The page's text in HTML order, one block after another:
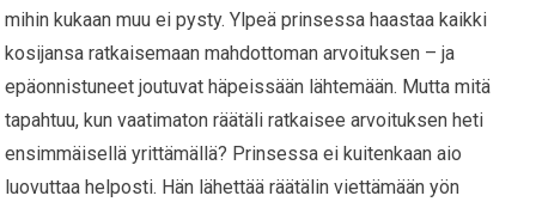
mihin kukaan muu ei pysty. Ylpeä prinsessa haastaa kaikki
kosijansa ratkaisemaan mahdottoman arvoituksen – ja
epäonnistuneet joutuvat häpeissään lähtemään. Mutta mitä
tapahtuu, kun vaatimaton räätäli ratkaisee arvoituksen heti
ensimmäisellä yrittämällä? Prinsessa ei kuitenkaan aio
luovuttaa helposti. Hän lähettää räätälin viettämään yön